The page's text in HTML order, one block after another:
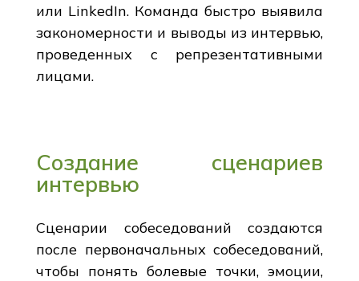
или LinkedIn. Команда быстро выявила
закономерности и выводы из интервью,
проведенных с репрезентативными
лицами.
Создание сценариев
интервью
Сценарии собеседований создаются
после первоначальных собеседований,
чтобы понять болевые точки, эмоции,